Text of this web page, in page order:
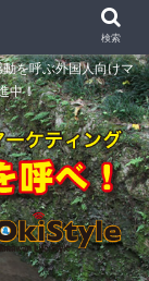
を呼ぶ外国人向けマ
中！
検索